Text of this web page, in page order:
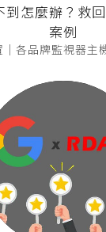
到怎麼辦？救
案例
｜各品牌監視器主